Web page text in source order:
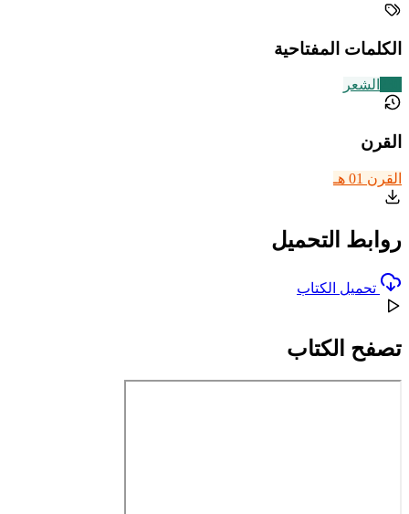
الكلمات المفتاحية
الشعر
القرن
القرن 01 هـ
روابط التحميل
تحميل الكتاب
تصفح الكتاب